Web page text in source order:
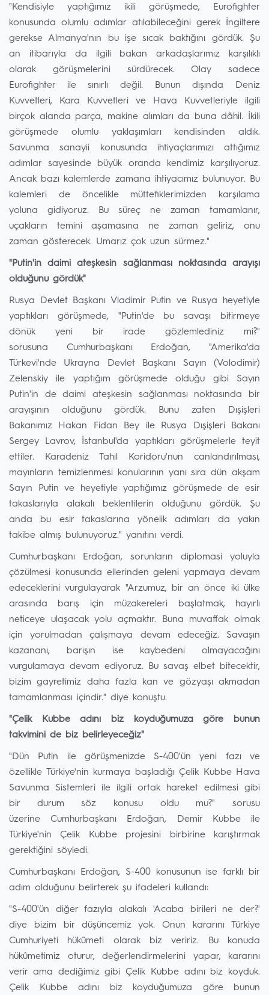
"Kendisiyle yaptığımız ikili görüşmede, Eurofighter
konusunda olumlu adımlar atılabileceğini gerek İngiltere
gerekse Almanya'nın bu işe sıcak baktığını gördük. Şu
an itibarıyla da ilgili bakan arkadaşlarımız karşılıklı
olarak görüşmelerini sürdürecek. Olay sadece
Eurofighter ile sınırlı değil. Bunun dışında Deniz
Kuvvetleri, Kara Kuvvetleri ve Hava Kuvvetleriyle ilgili
birçok alanda parça, makine alımları da buna dâhil. İkili
görüşmede olumlu yaklaşımları kendisinden aldık.
Savunma sanayii konusunda ihtiyaçlarımızı attığımız
adımlar sayesinde büyük oranda kendimiz karşılıyoruz.
Ancak bazı kalemlerde zamana ihtiyacımız bulunuyor. Bu
kalemleri de öncelikle müttefiklerimizden karşılama
yoluna gidiyoruz. Bu süreç ne zaman tamamlanır,
uçakların temini aşamasına ne zaman geliriz, onu
zaman gösterecek. Umarız çok uzun sürmez."
"Putin'in daimi ateşkesin sağlanması noktasında arayışı
olduğunu gördük"
Rusya Devlet Başkanı Vladimir Putin ve Rusya heyetiyle
yaptıkları görüşmede, "Putin'de bu savaşı bitirmeye
dönük yeni bir irade gözlemlediniz mi?"
sorusuna Cumhurbaşkanı Erdoğan, "Amerika'da
Türkevi'nde Ukrayna Devlet Başkanı Sayın (Volodimir)
Zelenskiy ile yaptığım görüşmede olduğu gibi Sayın
Putin'in de daimi ateşkesin sağlanması noktasında bir
arayışının olduğunu gördük. Bunu zaten Dışişleri
Bakanımız Hakan Fidan Bey ile Rusya Dışişleri Bakanı
Sergey Lavrov, İstanbul'da yaptıkları görüşmelerle teyit
ettiler. Karadeniz Tahıl Koridoru'nun canlandırılması,
mayınların temizlenmesi konularının yanı sıra dün akşam
Sayın Putin ve heyetiyle yaptığımız görüşmede de esir
takaslarıyla alakalı beklentilerin olduğunu gördük. Şu
anda bu esir takaslarına yönelik adımları da yakın
takibe almış bulunuyoruz." yanıtını verdi.
Cumhurbaşkanı Erdoğan, sorunların diplomasi yoluyla
çözülmesi konusunda ellerinden geleni yapmaya devam
edeceklerini vurgulayarak "Arzumuz, bir an önce iki ülke
arasında barış için müzakereleri başlatmak, hayırlı
neticeye ulaşacak yolu açmaktır. Buna muvaffak olmak
için yorulmadan çalışmaya devam edeceğiz. Savaşın
kazananı, barışın ise kaybedeni olmayacağını
vurgulamaya devam ediyoruz. Bu savaş elbet bitecektir,
bizim gayretimiz daha fazla kan ve gözyaşı akmadan
tamamlanması içindir." diye konuştu.
"Çelik Kubbe adını biz koyduğumuza göre bunun
takvimini de biz belirleyeceğiz"
"Dün Putin ile görüşmenizde S-400'ün yeni fazı ve
özellikle Türkiye'nin kurmaya başladığı Çelik Kubbe Hava
Savunma Sistemleri ile ilgili ortak hareket edilmesi gibi
bir durum söz konusu oldu mu?" sorusu
üzerine Cumhurbaşkanı Erdoğan, Demir Kubbe ile
Türkiye'nin Çelik Kubbe projesini birbirine karıştırmak
gerektiğini söyledi.
Cumhurbaşkanı Erdoğan, S-400 konusunun ise farklı bir
adım olduğunu belirterek şu ifadeleri kullandı:
"S-400'ün diğer fazıyla alakalı 'Acaba birileri ne der?'
diye bizim bir düşüncemiz yok. Onun kararını Türkiye
Cumhuriyeti hükûmeti olarak biz veririz. Bu konuda
hükûmetimiz oturur, değerlendirmelerini yapar, kararını
verir ama dediğimiz gibi Çelik Kubbe adını biz koyduk.
Çelik Kubbe adını biz koyduğumuza göre bunun